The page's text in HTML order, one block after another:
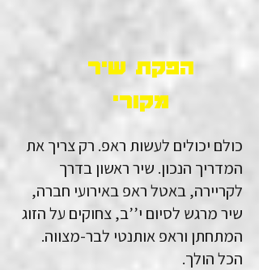
הפקת שיר
מקורי
כולם יכולים לעשות ראפ. רק צריך את
המדריך הנכון. שיר ראשון בדרך
לקריירה, באטל ראפ באירועי חברה,
שיר מרגש לסיום י’’ב, צחוקים על הזוג
המתחתן וראפ אותנטי לבר-מצווה.
הכל הולך.